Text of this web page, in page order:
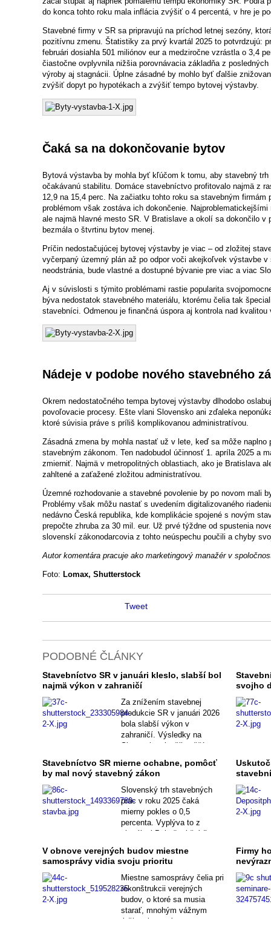
do konca tohto roku mala inflácia zvýšiť o 4 percentá, v hre je
Stavebné firmy v SR sa pripravujú na príchod letnej sezóny,
pozitívnu zmenu. Štatistiky za prvý kvartál 2025 to potvrdzujú:
februári dosiahla 501 miliónov eur a medziročne vzrástla o 3,4
čiastočne ovplyvnila nižšia porovnávacia základňa z
výroby aj stagnácii. Úplne zásadné by mohlo byť ďalšie
zvýšiť dopyt po hypotékach a zvýšiť tempo bytovej výstavby.
Čaká sa na dokončovanie bytov
Bytová výstavba by mohla byť kľúčom k tomu, aby stavebný
očakávanú stabilitu. Domáce stavebníctvo profitovalo najmä z
12,9 na 15,4 perc. Na začiatku tohto roku sa stavebným
problémom však zostáva ich dokončenie.
ale najmä hlavné mesto SR. V Bratislave a okolí sa dokončilo v
bezmála o štvrtinu bytov menej.
Príčin nedostačujúcej bytovej výstavby je viac – od zložitej
vyčerpaný územný plán až po odpor voči akejkoľvek výstavbe
neodstránia, bude vlastné a dostupné bývanie pre viac a viac
Aj v súvislosti s týmito problémami rastie popularita
býva nedostatok stavebného materiálu, ktorému čelia tak
stavebníci. Odmenou je finančná úspora aj kontrola nad kvalitou
Nádeje v podobe nového stavebného
Okrem nedostatočného tempa bytovej výstavby dlhodobo
povoľovacie procesy. Ešte vlani Slovensko ani zďaleka
ktoré súvisia práve s príliš komplikovanou administratívou.
Zásadná zmena by mohla nastať už v lete, keď sa môže
stavebným zákonom. Ten nadobudol účinnosť 1. apríla 2025 a
zmierniť. Najmä v metropolitných oblastiach, ako je Bratislava
zahltené a zaťažené zložitou administratívou.
Územné rozhodovanie a stavebné povolenie by po novom mali
Problémy však môžu nastať s uvedením digitalizovaného
nedávno Česká republika, kde komplikácie spojené s novým
prepočte zhruba za 30 mil. eur. Už prvé týždne od spustenia
slovenskí zákonodarcovia z tohto neúspechu poučili a chyby
Autor komentára pracuje ako marketingový manažér v
Foto: Lomax, Shutterstock
Tweet
PODOBNÉ ČLÁNKY
Stavebníctvo SR v januári kleslo, slabší bol
najmä výkon v zahraničí
Za znížením stavebnej
produkcie SR v januári 2026
bola slabší výkon v
zahraničí. Výsledky na
Slovensku zlepšil vyšší
ciest či železníc, výstavba
budov zaostala za
vlaňajškom.
svojho
Stavebníctvo SR mierne ochabne, pomôcť
by mal nový stavebný zákon
Slovenský trh stavebných
prác v roku 2025 čaká
mierny pokles o 0,5
percenta. Vyplýva to z
aktuálnej Polročnej štúdie
ktorú spracovala analytická
spoločnosť CEEC Research.
V obnove verejných budov miestne
samosprávy vidia svoju prioritu
Miestne samosprávy čelia pri
rekonštrukcii verejných
budov, o ktoré sa musia
starať, mnohým vážnym
ťažkostiam vrátane
Firmy